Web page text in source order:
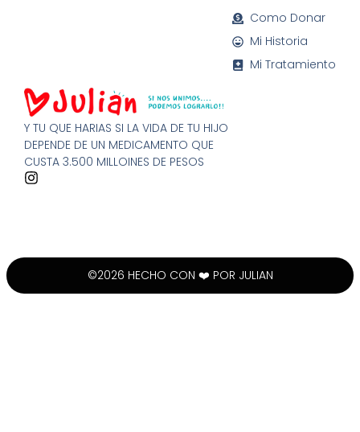
Y TU QUE HARIAS SI LA VIDA DE TU HIJO
DEPENDE DE UN MEDICAMENTO QUE
CUSTA 3.500 MILLOINES DE PESOS
Como Donar
Mi Historia
Mi Tratamiento
©2026 HECHO CON ❤️ POR JULIAN